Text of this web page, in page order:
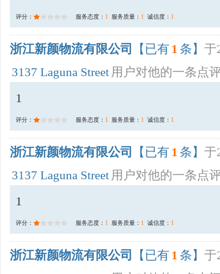
评分： 服务态度： 1 服务质量： 1 诚信度： 1
浙江新颜物流有限公司 【已有 1 条】 于
3137 Laguna Street 用户对他的一条点
1
评分： 服务态度： 1 服务质量： 1 诚信度： 1
浙江新颜物流有限公司 【已有 1 条】 于
3137 Laguna Street 用户对他的一条点
1
评分： 服务态度： 1 服务质量： 1 诚信度： 1
浙江新颜物流有限公司 【已有 1 条】 于